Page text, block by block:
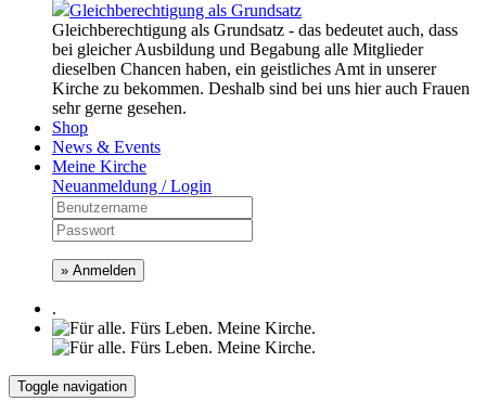
Gleichberechtigung als Grundsatz
Gleichberechtigung als Grundsatz - das bedeutet auch, dass
bei gleicher Ausbildung und Begabung alle Mitglieder
dieselben Chancen haben, ein geistliches Amt in unserer
Kirche zu bekommen. Deshalb sind bei uns hier auch Frauen
sehr gerne gesehen.
Shop
News & Events
Meine Kirche
Neuanmeldung / Login
» Anmelden
.
Toggle navigation